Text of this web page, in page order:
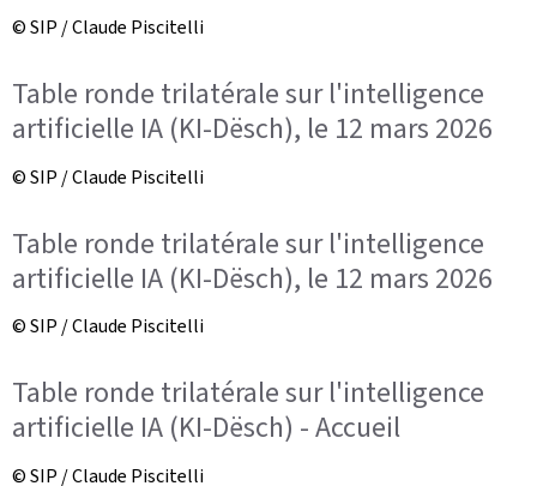
© SIP / Claude Piscitelli
Table ronde trilatérale sur l'intelligence
artificielle IA (KI-Dësch), le 12 mars 2026
© SIP / Claude Piscitelli
Table ronde trilatérale sur l'intelligence
artificielle IA (KI-Dësch), le 12 mars 2026
© SIP / Claude Piscitelli
Table ronde trilatérale sur l'intelligence
artificielle IA (KI-Dësch) - Accueil
© SIP / Claude Piscitelli